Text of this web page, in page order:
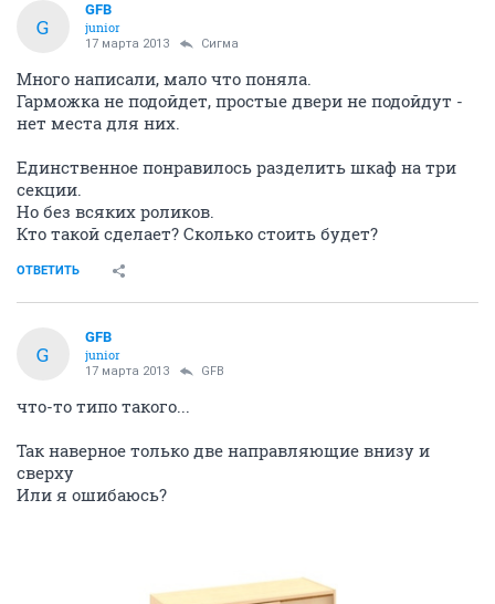
G
GFВ
junior
17 марта 2013 Сигма
Много написали, мало что поняла.
Гарможка не подойдет, простые двери не подойдут -
нет места для них.
Единственное понравилось разделить шкаф на три
секции.
Но без всяких роликов.
Кто такой сделает? Сколько стоить будет?
ОТВЕТИТЬ
G
GFВ
junior
17 марта 2013 GFВ
что-то типо такого...
Так наверное только две направляющие внизу и
сверху
Или я ошибаюсь?